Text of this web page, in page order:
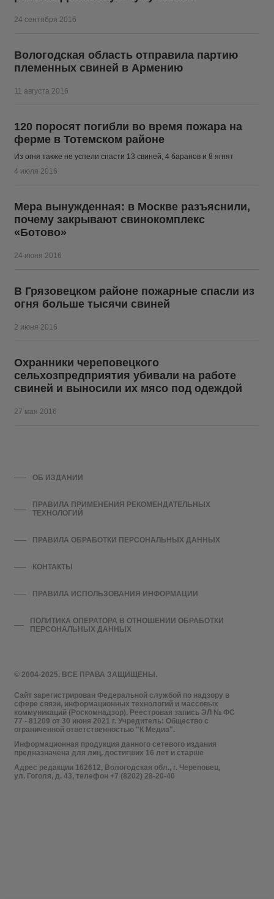
24 сентября 2016
Вологодская область отправила партию
племенных свиней в Армению
11 августа 2016
120 поросят погибли во время пожара на
ферме в Тотемском районе
Из огня также не успели спасти 13 свиней, 4 баранов и 8 ягнят
4 июля 2016
Мера вынужденная: в Москве разъяснили,
почему закрывают свинокомплекс
«Ботово»
24 июня 2016
В Грязовецком районе пожарные спасли из
огня больше тысячи свиней
2 июня 2016
Охранники череповецкого
сельхозпредприятия убивали на работе
свиней и выносили их мясо под одеждой
27 мая 2016
© 2004-2025. ВСЕ ПРАВА ЗАЩИЩЕНЫ.
Сайт зарегистрирован Федеральной службой по надзору в
сфере связи, информационных технологий и массовых
коммуникаций (Роскомнадзор). Реестровая запись ЭЛ № ФС
77 - 81209 от 30 июня 2021 г. Учредитель: Общество с
ограниченной ответственностью "К Медиа".
Информационная продукция данного сетевого издания
предназначена для лиц, достигших 16 лет и старше
Адрес редакции 162612, Вологодская обл., г. Череповец,
ул. Гоголя, д. 43, телефон +7 (8202) 28-20-40
ОБ ИЗДАНИИ
ПРАВИЛА ПРИМЕНЕНИЯ РЕКОМЕНДАТЕЛЬНЫХ
ТЕХНОЛОГИЙ
ПРАВИЛА ОБРАБОТКИ ПЕРСОНАЛЬНЫХ ДАННЫХ
КОНТАКТЫ
ПРАВИЛА ИСПОЛЬЗОВАНИЯ ИНФОРМАЦИИ
ПОЛИТИКА ОПЕРАТОРА В ОТНОШЕНИИ ОБРАБОТКИ
ПЕРСОНАЛЬНЫХ ДАННЫХ